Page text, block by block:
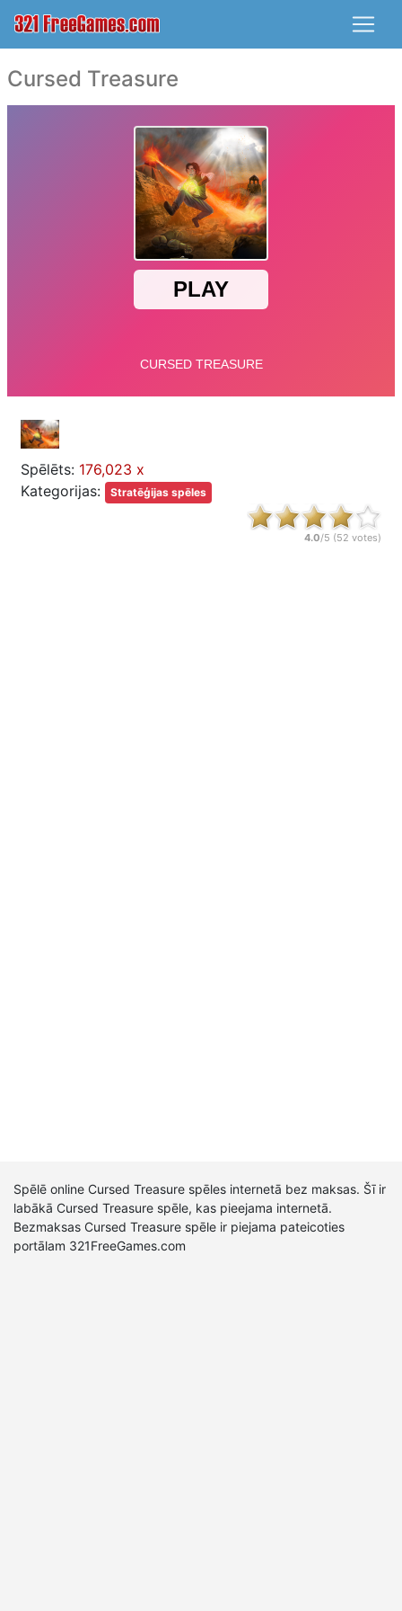
Cursed Treasure
Spēlēts: 176,023 x
Kategorijas:
Stratēģijas spēles
4.0/5 (52 votes)
Spēlē online Cursed Treasure spēles internetā bez maksas. Šī ir
labākā Cursed Treasure spēle, kas pieejama internetā.
Bezmaksas Cursed Treasure spēle ir piejama pateicoties
portālam 321FreeGames.com